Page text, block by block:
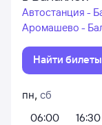
Автостанция -
Аромашево -
Найти билеты
пн, сб
06:00
16:30